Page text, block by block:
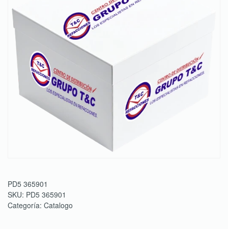
PD5 365901
SKU: PD5 365901
Categoría: Catalogo